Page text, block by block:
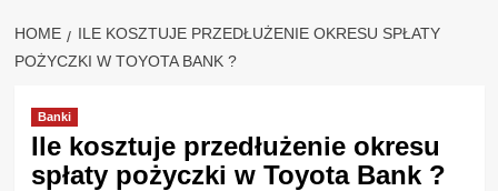
HOME
ILE KOSZTUJE PRZEDŁUŻENIE OKRESU SPŁATY
POŻYCZKI W TOYOTA BANK ?
Banki
Ile kosztuje przedłużenie okresu
spłaty pożyczki w Toyota Bank ?